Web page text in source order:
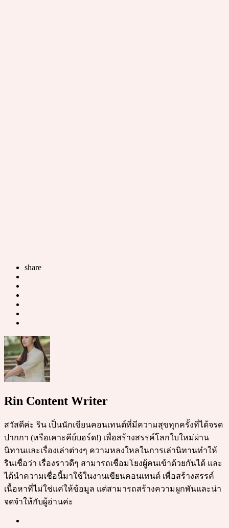
share
Rin Content Writer
สวัสดีค่ะ ริน เป็นนักเขียนคอนเทนต์ที่มีความสุขทุกครั้งที่ได้จรด
ปากกา (หรือเคาะคีย์บอร์ด!) เพื่อสร้างสรรค์โลกใบใหม่ผ่าน
นิทานและเรื่องเล่าต่างๆ ความหลงใหลในการเล่านิทานทำให้
รินเชื่อว่า เรื่องราวดีๆ สามารถเชื่อมโยงผู้คนเข้าด้วยกันได้ และ
ได้นำความเชื่อนี้มาใช้ในงานเขียนคอนเทนต์ เพื่อสร้างสรรค์
เนื้อหาที่ไม่ใช่แค่ให้ข้อมูล แต่สามารถสร้างความผูกพันและน่า
จดจำให้กับผู้อ่านค่ะ